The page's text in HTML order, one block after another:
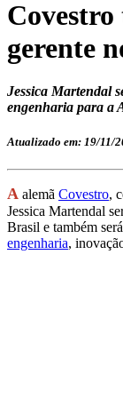
gerente
Jessica Martendal
engenharia para a
Atualizado em: 19/11/
A alemã Covestro,
Jessica Martendal
Brasil e também
engenharia,